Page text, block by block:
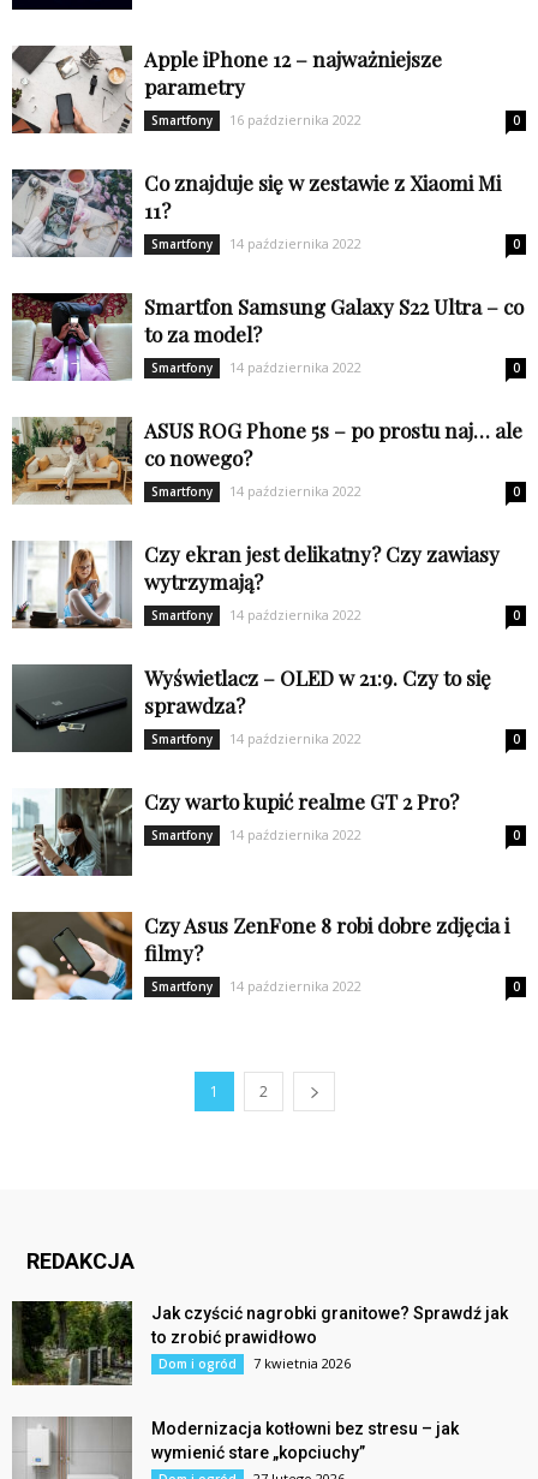
Apple iPhone 12 – najważniejsze
parametry
Smartfony 16 października 2022 0
Co znajduje się w zestawie z Xiaomi Mi
11?
Smartfony 14 października 2022 0
Smartfon Samsung Galaxy S22 Ultra – co
to za model?
Smartfony 14 października 2022 0
ASUS ROG Phone 5s – po prostu naj… ale
co nowego?
Smartfony 14 października 2022 0
Czy ekran jest delikatny? Czy zawiasy
wytrzymają?
Smartfony 14 października 2022 0
Wyświetlacz – OLED w 21:9. Czy to się
sprawdza?
Smartfony 14 października 2022 0
Czy warto kupić realme GT 2 Pro?
Smartfony 14 października 2022 0
Czy Asus ZenFone 8 robi dobre zdjęcia i
filmy?
Smartfony 14 października 2022 0
1 2
REDAKCJA
Jak czyścić nagrobki granitowe? Sprawdź jak
to zrobić prawidłowo
Dom i ogród 7 kwietnia 2026
Modernizacja kotłowni bez stresu – jak
wymienić stare „kopciuchy”